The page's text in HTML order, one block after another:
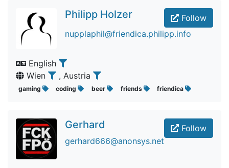
Follow
Philipp Holzer
nupplaphil@friendica.philipp.info
English
Wien
, Austria
gaming coding beer friends friendica
Follow
Gerhard
gerhard666@anonsys.net